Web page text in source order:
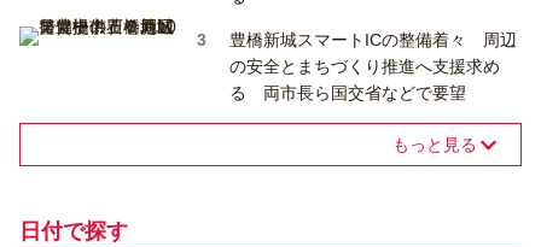
豊橋新城スマートICの整備着々 周辺
の安全とまちづくり推進へ支援求め
る 両市長ら国交省などで要望
もっと見る
日付で探す